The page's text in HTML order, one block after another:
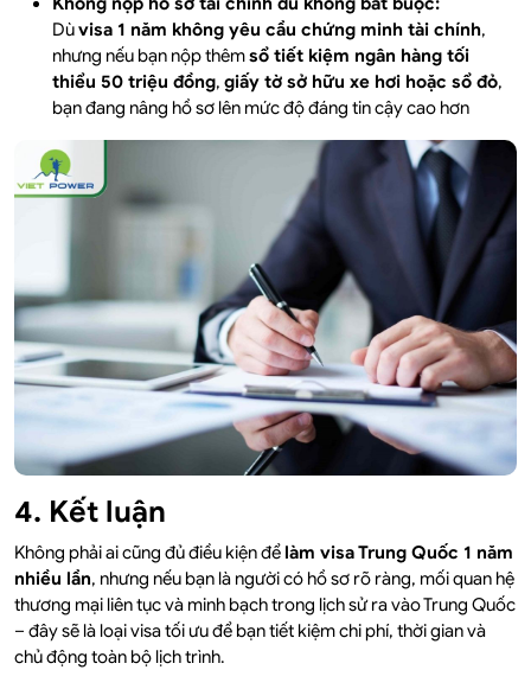
Dùvisa 1 năm không yêu cầu chứng minh tài chính,
nhưng nếu bạn nộp thêmsổ tiết kiệm ngân hàng tối
thiểu 50 triệu đồng, giấy tờ sở hữu xe hơi hoặc sổ đỏ,
bạn đang nâng hồ sơ lên mức độ đáng tin cậy cao hơn
4. Kết luận
Không phải ai cũng đủ điều kiện để làm visa Trung Quốc 1 năm
nhiều lần, nhưng nếu bạn là người có hồ sơ rõ ràng, mối quan hệ
thương mại liên tục và minh bạch trong lịch sử ra vào Trung Quốc
– đây sẽ là loại visa tối ưu để bạn tiết kiệm chi phí, thời gian và
chủ động toàn bộ lịch trình.